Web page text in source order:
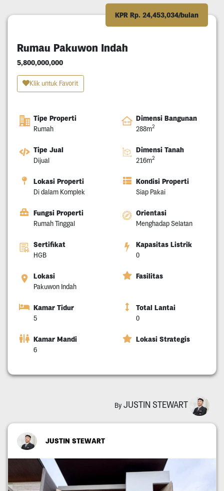
KPR Rp. 24,453,034/bulan
Rumau Pakuwon Indah
5,800,000,000
Klik untuk Favorit
Tipe Properti
Rumah
Dimensi Bangunan
288m2
Tipe Jual
Dijual
Dimensi Tanah
216m2
Lokasi Properti
Di dalam Komplek
Kondisi Properti
Siap Pakai
Fungsi Properti
Rumah Tinggal
Orientasi
Menghadap Selatan
Sertifikat
HGB
Kapasitas Listrik
0
Lokasi
Pakuwon Indah
Fasilitas
Kamar Tidur
5
Total Lantai
0
Kamar Mandi
6
Lokasi Strategis
By JUSTIN STEWART
JUSTIN STEWART